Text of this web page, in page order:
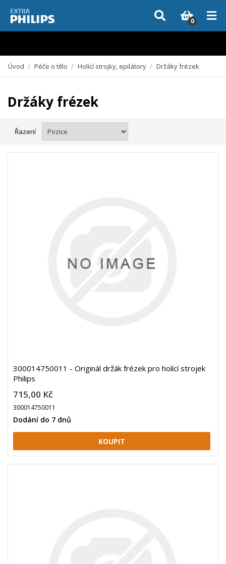
Vzhledem k aktuální situaci se může dodání dílů, které nejsou skladem,
zpozdit. Děkujeme za pochopení.
0
Úvod / Péče o tělo / Holící strojky, epilátory / Držáky frézek
Držáky frézek
Řazení
300014750011 - Originál držák frézek pro holící strojek
Philips
715,00 Kč
300014750011
Dodání do 7 dnů